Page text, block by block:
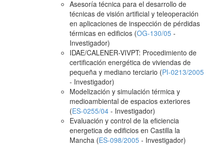
Asesoría técnica para el desarrollo de
técnicas de visión artificial y teleoperación
en aplicaciones de inspección de pérdidas
térmicas en edificios (OG-130/05-
Investigador)
IDAE/CALENER-VIVPT: Procedimiento de
certificación energética de viviendas de
pequeña y mediano terciario (PI-0213/2005
- Investigador)
Modelización y simulación térmica y
medioambiental de espacios exteriores
(ES-0255/04- Investigador)
Evaluación y control de la eficiencia
energetica de edificios en Castilla la
Mancha (ES-098/2005- Investigador)